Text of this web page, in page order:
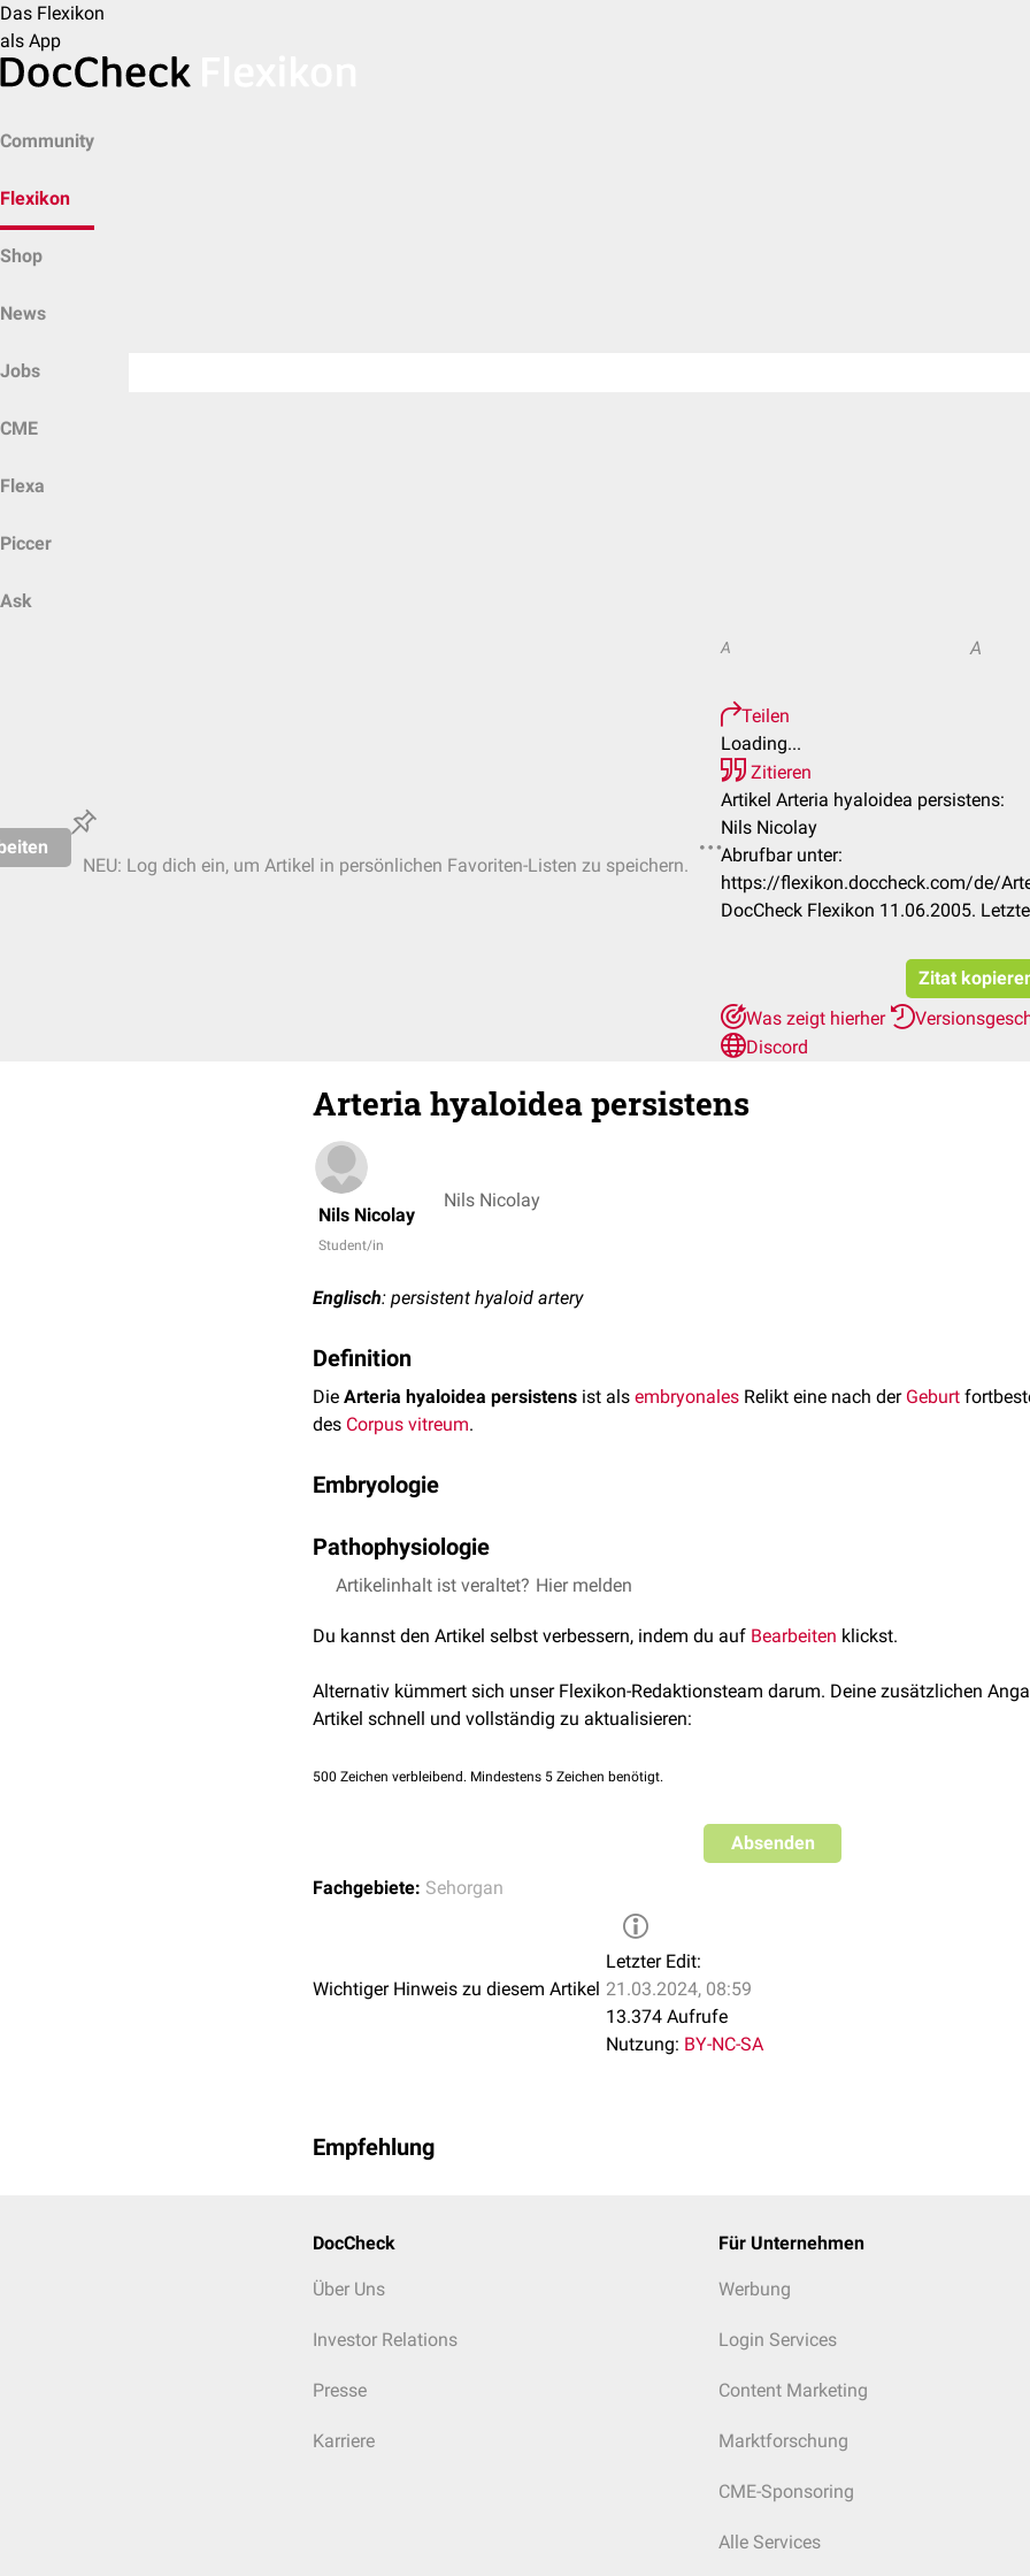
Das Flexikon
als App
Community
Flexikon
Shop
News
Jobs
CME
Flexa
Piccer
Ask
NEU: Log dich ein, um Artikel in persönlichen Favoriten-Listen zu speichern.
A A
Teilen
Loading...
Zitieren
Artikel Arteria hyaloidea persistens:
Nils Nicolay
Abrufbar unter:
https://flexikon.doccheck.com/de/
DocCheck Flexikon 11.06.2005.
Zitat
Was zeigt hierher
Discord
Arteria hyaloidea persistens
Nils Nicolay
Student/in
Nils Nicolay
Englisch: persistent hyaloid artery
Definition
Die Arteria hyaloidea persistens ist als embryonales Relikt eine nach der Geburt
des Corpus vitreum.
Embryologie
der Glaskörper durch die
bildet sich das Blutgefäßzurück und hinterlässt bei der
Pathophysiologie
In seltenen Fällen findet die Rückbildung der Arterie nicht statt; sie bleibt als Arteria
Störung wahrgenommen (Mouches volantes).
Artikelinhalt ist veraltet? Hier melden
Du kannst den Artikel selbst verbessern, indem du auf Bearbeiten klickst.
Alternativ kümmert sich unser Flexikon-Redaktionsteam darum. Deine zusätzlichen
Artikel schnell und vollständig zu aktualisieren:
500 Zeichen verbleibend. Mindestens 5 Zeichen benötigt.
Absenden
Fachgebiete: Sehorgan
Wichtiger Hinweis zu diesem Artikel
Letzter Edit:
21.03.2024, 08:59
13.374 Aufrufe
Nutzung: BY-NC-SA
Empfehlung
DocCheck
Über Uns
Investor Relations
Presse
Karriere
Für Unternehmen
Werbung
Login Services
Content Marketing
Marktforschung
CME-Sponsoring
Alle Services